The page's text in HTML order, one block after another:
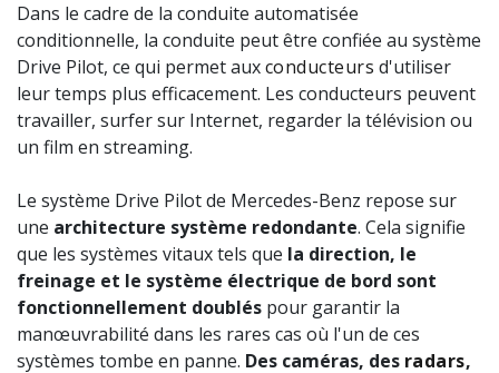
Dans le cadre de la conduite automatisée
conditionnelle, la conduite peut être confiée au système
Drive Pilot, ce qui permet auxconducteurs d'utiliser
leur temps plus efficacement. Les conducteurs peuvent
travailler, surfer sur Internet, regarder la télévision ou
un film en streaming.
Le système Drive Pilot de Mercedes-Benz repose sur
une architecture système redondante. Cela signifie
que les systèmes vitaux tels que la direction, le
freinage et le système électrique de bord sont
fonctionnellement doublés pour garantir la
manœuvrabilité dans les rares cas où l'un de ces
systèmes tombe en panne. Des caméras, des radars,